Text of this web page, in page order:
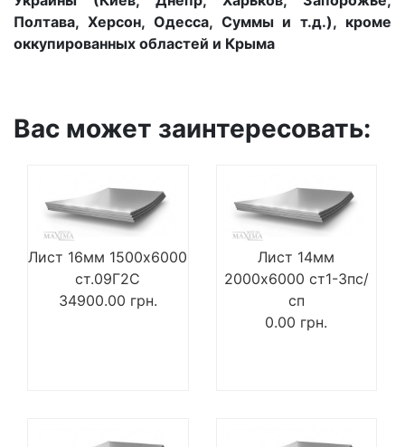
Полтава, Херсон, Одесса, Суммы и т.д.), кроме
оккупированных областей и Крыма
Вас может заинтересовать:
Лист 16мм 1500х6000
ст.09Г2С
34900.00 грн.
Лист 14мм
2000х6000 ст1-3пс/
сп
0.00 грн.